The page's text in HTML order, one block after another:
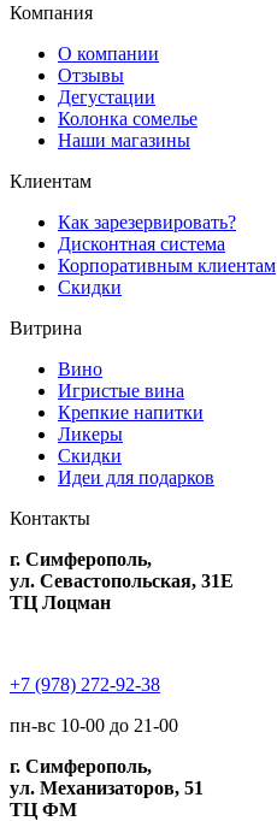
Компания
О компании
Отзывы
Дегустации
Колонка сомелье
Наши магазины
Клиентам
Как зарезервировать?
Дисконтная система
Корпоративным клиентам
Скидки
Витрина
Вино
Игристые вина
Крепкие напитки
Ликеры
Скидки
Идеи для подарков
Контакты
г. Симферополь,
ул. Севастопольская, 31Е
ТЦ Лоцман
+7 (978) 272-92-38
пн-вс 10-00 до 21-00
г. Симферополь,
ул. Механизаторов, 51
ТЦ ФМ